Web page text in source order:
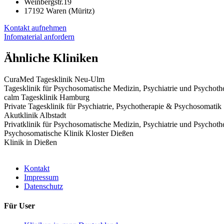
17192 Waren (Müritz)
Kontakt aufnehmen
Infomaterial anfordern
Ähnliche Kliniken
CuraMed Tagesklinik Neu-Ulm
Tagesklinik für Psychosomatische Medizin, Psychiatrie und
calm Tagesklinik Hamburg
Private Tagesklinik für Psychiatrie, Psychotherapie & Psychosomatik
Akutklinik Albstadt
Privatklinik für Psychosomatische Medizin, Psychiatrie und
Psychosomatische Klinik Kloster Dießen
Klinik in Dießen
Kontakt
Impressum
Datenschutz
Für User